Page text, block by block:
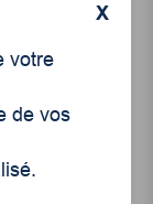
X
votre
de vos